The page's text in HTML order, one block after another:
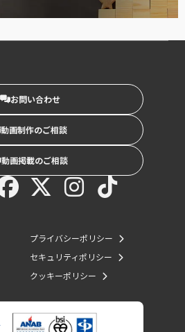
お問い合わせ
動画制作のご相談
動画掲載のご相談
プライバシーポリシー
セキュリティポリシー
クッキーポリシー